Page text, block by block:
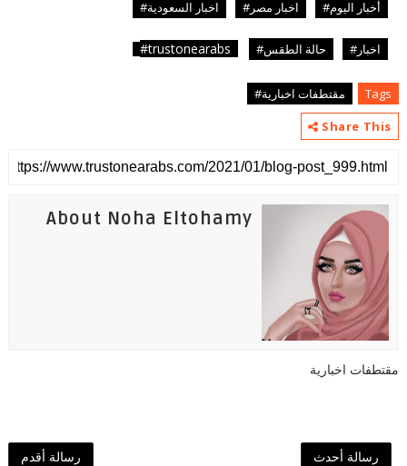
أخبار اليوم# اخبار مصر# اخبار السعودية#
اخبار# حالة الطقس#
Tags
مقتطفات اخبارية#
Share This
About Noha Eltohamy
مقتطفات اخبارية
رسالة أحدث رسالة أقدم